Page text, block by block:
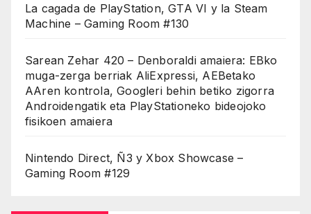
La cagada de PlayStation, GTA VI y la Steam
Machine – Gaming Room #130
Sarean Zehar 420 – Denboraldi amaiera: EBko
muga-zerga berriak AliExpressi, AEBetako
AAren kontrola, Googleri behin betiko zigorra
Androidengatik eta PlayStationeko bideojoko
fisikoen amaiera
Nintendo Direct, Ñ3 y Xbox Showcase –
Gaming Room #129